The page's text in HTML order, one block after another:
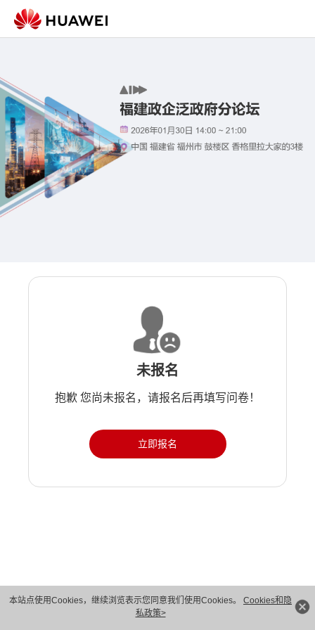
本站点使用Cookies，继续浏览表示您同意我们使用Cookies。 Cookies和隐
私政策>
未报名
抱歉 您尚未报名，请报名后再填写问卷！
立即报名
版权所有 © 华为技术有限公司 1998-2026。 保留一切权利。粤A2-20044005号
隐私保护
法律声明